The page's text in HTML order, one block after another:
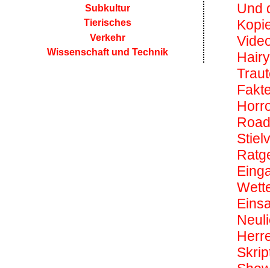
Subkultur
Tierisches
Verkehr
Wissenschaft und Technik
Und